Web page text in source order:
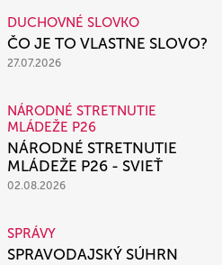
DUCHOVNÉ SLOVKO
ČO JE TO VLASTNE SLOVO?
27.07.2026
NÁRODNÉ STRETNUTIE
MLÁDEŽE P26
NÁRODNÉ STRETNUTIE
MLÁDEŽE P26 - SVIEŤ
02.08.2026
SPRÁVY
SPRAVODAJSKÝ SÚHRN